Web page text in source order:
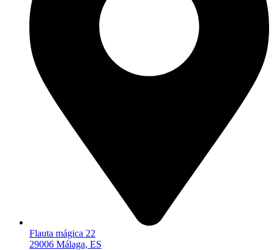
Flauta mágica 22
29006 Málaga, ES